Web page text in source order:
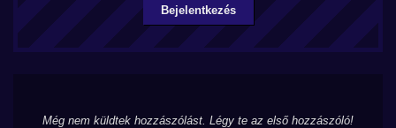
Bejelentkezés
Még nem küldtek hozzászólást. Légy te az első hozzászóló!